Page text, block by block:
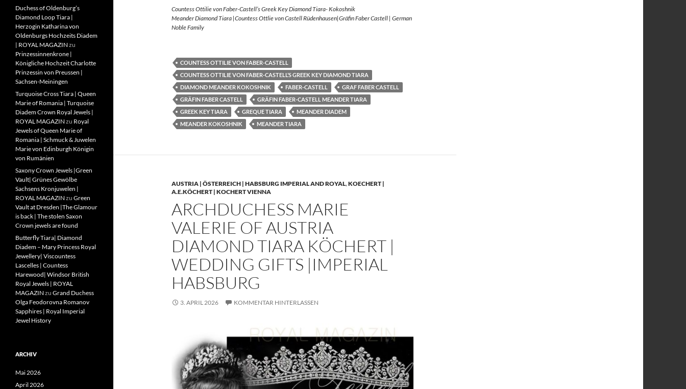
Countess Ottilie von Faber-Castell’s Greek Key Diamond Tiara- Kokoshnik
Meander Diamond Tiara |Countess Ottlie von Castell Rüdenhausen|Gräfin Faber Castell | German
Noble Family
COUNTESS OTTILIE VON FABER-CASTELL
COUNTESS OTTILIE VON FABER-CASTELL’S GREEK KEY DIAMOND TIARA
DIAMOND MEANDER KOKOSHNIK
FABER-CASTELL
GRAF FABER CASTELL
GRÄFIN FABER CASTELL
GRÄFIN FABER-CASTELL MEANDER TIARA
GREEK KEY TIARA
GREQUE TIARA
MEANDER DIADEM
MEANDER KOKOSHNIK
MEANDER TIARA
AUSTRIA | ÖSTERREICH | HABSBURG IMPERIAL AND ROYAL,KOECHERT |
A.E.KÖCHERT | KOCHERT VIENNA
ARCHDUCHESS MARIE
VALERIE OF AUSTRIA
DIAMOND TIARA KÖCHERT |
WEDDING GIFTS |IMPERIAL
HABSBURG
3. APRIL 2026 KOMMENTAR HINTERLASSEN
Duchess of Oldenburg’s
Diamond Loop Tiara |
Herzogin Katharina von
Oldenburgs Hochzeits Diadem
| ROYAL MAGAZIN zu
Prinzessinnenkrone |
Königliche Hochzeit Charlotte
Prinzessin von Preussen |
Sachsen-Meiningen
Turquoise Cross Tiara | Queen
Marie of Romania | Turquoise
Diadem Crown Royal Jewels |
ROYAL MAGAZIN zu Royal
Jewels of Queen Marie of
Romania | Schmuck & Juwelen
Marie von Edinburgh Königin
von Rumänien
Saxony Crown Jewels |Green
Vault| Grünes Gewölbe
Sachsens Kronjuwelen |
ROYAL MAGAZIN zu Green
Vault at Dresden |The Glamour
is back | The stolen Saxon
Crown jewels are found
Butterfly Tiara| Diamond
Diadem – Mary Princess Royal
Jewellery| Viscountess
Lascelles | Countess
Harewood| Windsor British
Royal Jewels | ROYAL
MAGAZIN zu Grand Duchess
Olga Feodorovna Romanov
Sapphires | Royal Imperial
Jewel History
ARCHIV
Mai 2026
April 2026